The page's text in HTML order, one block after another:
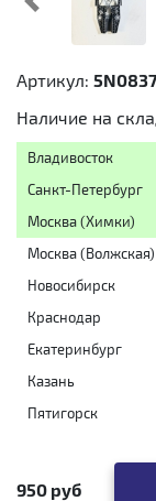
Предыдущий
Артикул:
Наличие на
Владивосток
Санкт-Петербург
Москва (Химки)
Москва (Волжская)
Новосибирск
Краснодар
Екатеринбург
Казань
Пятигорск
950 руб